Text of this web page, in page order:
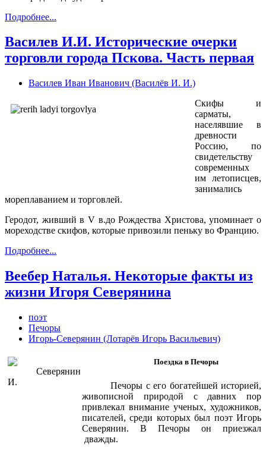
Подробнее...
Василев И.И. Исторические очерки
торговли города Пскова. Часть первая
Василев Иван Иванович (Василёв И. И.)
Скифы и
сарматы,
населявшие в
древности
Россию, по
свидетельству
современных
им летописцев,
занимались
мореплаванием и торговлей.
Геродот, живший в Vв.до Рождества Христова, упоминает о
мореходстве скифов, которые привозили пеньку во Францию.
Подробнее...
Веебер Наталья. Некоторые факты из
жизни Игоря Северянина
поэт
Печоры
Игорь-Северянин (Лотарёв Игорь Васильевич)
Поездка в Печоры
Печоры с его богатейшей историей,
живописной природой с давних пор
привлекал внимание ученых, художников,
писателей, среди которых был поэт Игорь
Северянин. В Печоры он приезжал
дважды.